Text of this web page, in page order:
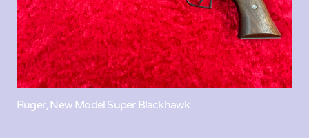
Ruger, New Model Super Blackhawk